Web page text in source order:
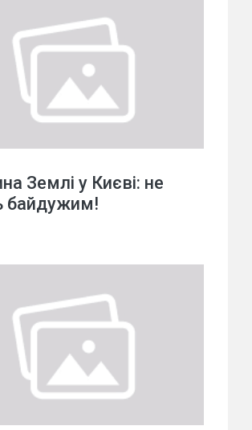
Землі у Києві: не
байдужим!